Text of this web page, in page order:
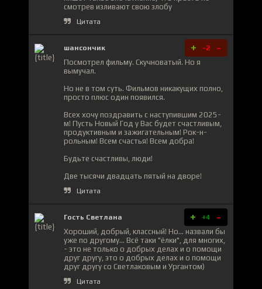
смотрев изливают свою злобу
Цитата
шансончик + -2 -
Посмотрел фильму. Скучноватый. Но я
вымучал.
Но не в том суть. Фильмов никакущих полно,
просто плюс один появился.
Всех хочу поздравить с наступившим 2025-
м! Пусть Новый Год у Вас будет счастливым,
продуктивным и зажигательным! Рок-н-
рольным! Всем счастья! Всем добра!
Будьте счастливы, люди!
Две тысячи двадцать пятый на дворе!
Цитата
Гость Светлана + +4 -
Хороший, добрый, классный! Но... назвали бы
уже по другому... Всё таки "ёлки", для многих,
- это не только о добрых делах и о помощи
друг другу, это о добрых делах и о помощи
друг другу со Светлаковым и Ургантом)
Цитата